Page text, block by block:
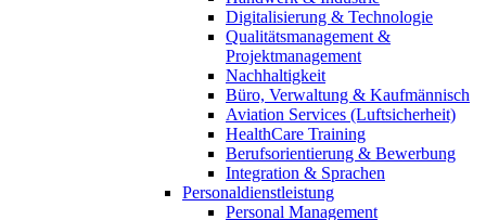
Digitalisierung & Technologie
Qualitätsmanagement &
Projektmanagement
Nachhaltigkeit
Büro, Verwaltung & Kaufmännisch
Aviation Services (Luftsicherheit)
HealthCare Training
Berufsorientierung & Bewerbung
Integration & Sprachen
Personaldienstleistung
Personal Management